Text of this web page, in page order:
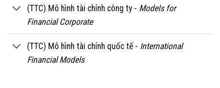
(TTC) Mô hình tài chính công ty - Models for
Financial Corporate
(TTC) Mô hình tài chính quốc tế - International
Financial Models